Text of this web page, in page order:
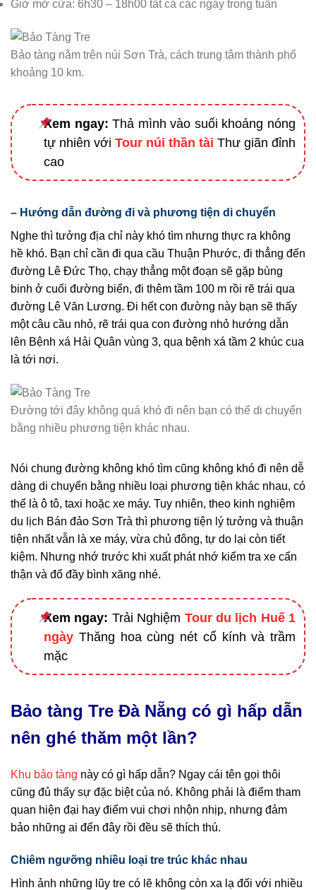
Giờ mở cửa: 6h30 – 18h00 tất cả các ngày trong tuần
Bảo tàng nằm trên núi Sơn Trà, cách trung tâm thành phố
khoảng 10 km.
Xem ngay: Thả mình vào suối khoáng nóng
tự nhiên với Tour núi thần tài Thư giãn đỉnh
cao
– Hướng dẫn đường đi và phương tiện di chuyển
Nghe thì tưởng địa chỉ này khó tìm nhưng thực ra không
hề khó. Bạn chỉ cần đi qua cầu Thuận Phước, đi thẳng đến
đường Lê Đức Thọ, chạy thẳng một đoạn sẽ gặp bùng
binh ở cuối đường biển, đi thêm tầm 100 m rồi rẽ trái qua
đường Lê Văn Lương. Đi hết con đường này bạn sẽ thấy
một câu cầu nhỏ, rẽ trái qua con đường nhỏ hướng dẫn
lên Bệnh xá Hải Quân vùng 3, qua bệnh xá tầm 2 khúc cua
là tới nơi.
Đường tới đây không quá khó đi nên bạn có thể di chuyển
bằng nhiều phương tiện khác nhau.
Nói chung đường không khó tìm cũng không khó đi nên dễ
dàng di chuyển bằng nhiều loại phương tiện khác nhau, có
thể là ô tô, taxi hoặc xe máy. Tuy nhiên, theo kinh nghiệm
du lịch Bán đảo Sơn Trà thì phương tiện lý tưởng và thuận
tiện nhất vẫn là xe máy, vừa chủ đông, tự do lại còn tiết
kiệm. Nhưng nhớ trước khi xuất phát nhớ kiểm tra xe cẩn
thận và đổ đầy bình xăng nhé.
Xem ngay: Trải Nghiệm Tour du lịch Huế 1
ngày Thăng hoa cùng nét cổ kính và trầm
mặc
Bảo tàng Tre Đà Nẵng có gì hấp dẫn
nên ghé thăm một lần?
Khu bảo tàng này có gì hấp dẫn? Ngay cái tên gọi thôi
cũng đủ thấy sự đặc biệt của nó. Không phải là điểm tham
quan hiện đại hay điểm vui chơi nhộn nhịp, nhưng đảm
bảo những ai đến đây rồi đều sẽ thích thú.
Chiêm ngưỡng nhiều loại tre trúc khác nhau
Hình ảnh những lũy tre có lẽ không còn xa lạ đối với nhiều